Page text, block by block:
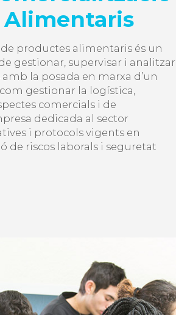
Alimentaris
productes alimentaris és un
gestionar, supervisar i analitzar
la posada en marxa d’un
gestionar la logística,
comercials i de
dedicada al sector
i protocols vigents en
de riscos laborals i seguretat